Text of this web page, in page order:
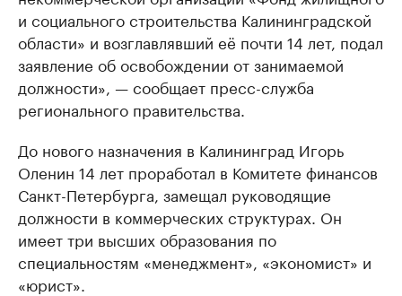
и социального строительства Калининградской
области» и возглавлявший её почти 14 лет, подал
заявление об освобождении от занимаемой
должности», — сообщает пресс-служба
регионального правительства.
До нового назначения в Калининград Игорь
Оленин 14 лет проработал в Комитете финансов
Санкт-Петербурга, замещал руководящие
должности в коммерческих структурах. Он
имеет три высших образования по
специальностям «менеджмент», «экономист» и
«юрист».